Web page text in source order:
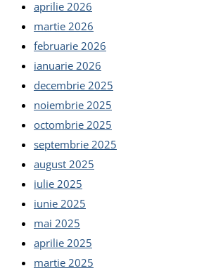
aprilie 2026
martie 2026
februarie 2026
ianuarie 2026
decembrie 2025
noiembrie 2025
octombrie 2025
septembrie 2025
august 2025
iulie 2025
iunie 2025
mai 2025
aprilie 2025
martie 2025